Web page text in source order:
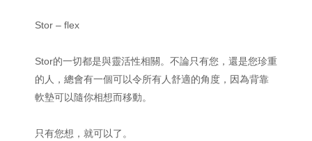
Stor – flex
Stor的一切都是與靈活性相關。不論只有您，還是您珍重
的人，總會有一個可以令所有人舒適的角度，因為背靠
軟墊可以隨你相想而移動。
只有您想，就可以了。